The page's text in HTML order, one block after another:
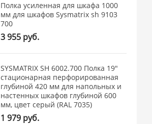
Полка усиленная для шкафа 1000
мм для шкафов Sysmatrix sh 9103
700
3 955 руб.
SYSMATRIX SH 6002.700 Полка 19"
стационарная перфорированная
глубиной 420 мм для напольных и
настенных шкафов глубиной 600
мм, цвет серый (RAL 7035)
1 979 руб.